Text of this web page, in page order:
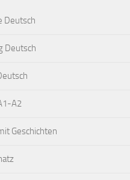
Deutsch
Deutsch
A2
Geschichten